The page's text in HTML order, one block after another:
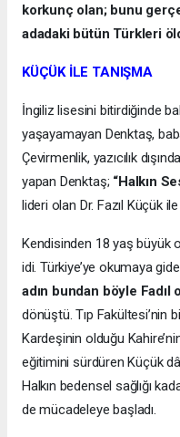
korkunç olan; bunu
adadaki bütün Türkleri
KÜÇÜK İLE TANIŞMA
İngiliz lisesini bitirdiğinde
yaşayamayan Denktaş,
Çevirmenlik, yazıcılık
yapan Denktaş; “Halkın
lideri olan Dr. Fazıl Küçük ile
Kendisinden 18 yaş büyük
idi. Türkiye’ye okumaya
adın bundan böyle Fadıl
dönüştü. Tıp Fakültesi’nin
Kardeşinin olduğu
eğitimini sürdüren Küçük
Halkın bedensel sağlığı
de mücadeleye başladı.